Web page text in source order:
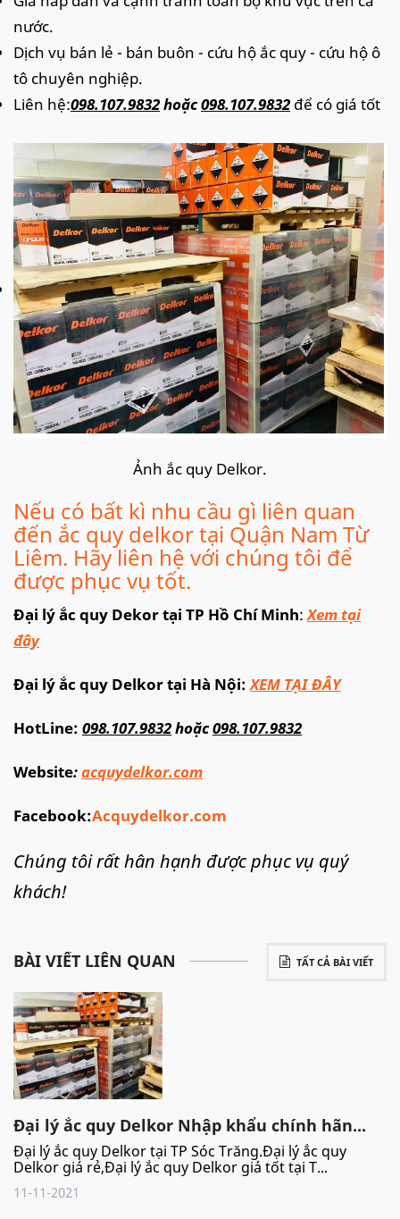
nước.
Dịch vụ bán lẻ - bán buôn - cứu hộ ắc quy - cứu hộ ô
tô chuyên nghiệp.
Liên hệ:098.107.9832hoặc098.107.9832 để có giá tốt
Ảnh ắc quy Delkor.
Nếu có bất kì nhu cầu gì liên quan
đến ắc quy delkor tại Quận Nam Từ
Liêm. Hãy liên hệ với chúng tôi để
được phục vụ tốt.
Đại lý ắc quy Dekor tại TP Hồ Chí Minh:Xem tại
đây
Đại lý ắc quy Delkor tại Hà Nội:XEM TẠI ĐÂY
HotLine: 098.107.9832hoặc098.107.9832
Website:acquydelkor.com
Facebook:Acquydelkor.com
Chúng tôi rất hân hạnh được phục vụ quý
khách!
TẤT CẢ BÀI VIẾT
BÀI VIẾT LIÊN QUAN
Đại lý ắc quy Delkor Nhập khẩu chính hãn...
Đại lý ắc quy Delkor tại TP Sóc Trăng.Đại lý ắc quy
Delkor giá rẻ,Đại lý ắc quy Delkor giá tốt tại T...
11-11-2021